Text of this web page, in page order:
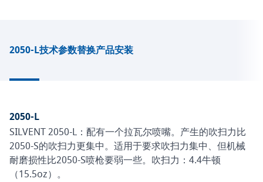
2050-L技术参数替换产品安装
2050-L
SILVENT 2050-L：配有一个拉瓦尔喷嘴。产生的吹扫力比
2050-S的吹扫力更集中。适用于要求吹扫力集中、但机械
耐磨损性比2050-S喷枪要弱一些。吹扫力：4.4牛顿
（15.5oz）。